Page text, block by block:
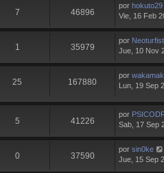
7 46896
por hokuto29
Vie, 16 Feb
1 35979
por
Jue, 10 Nov
25 167880
por
Lun, 19 Sep
5 41226
por
Sab, 17 Sep
0 37590
por sin0ke
Jue, 15 Sep